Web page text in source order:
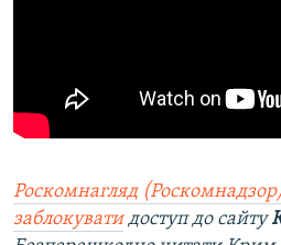
Роскомнагляд
заблокуватидоступ до сайту